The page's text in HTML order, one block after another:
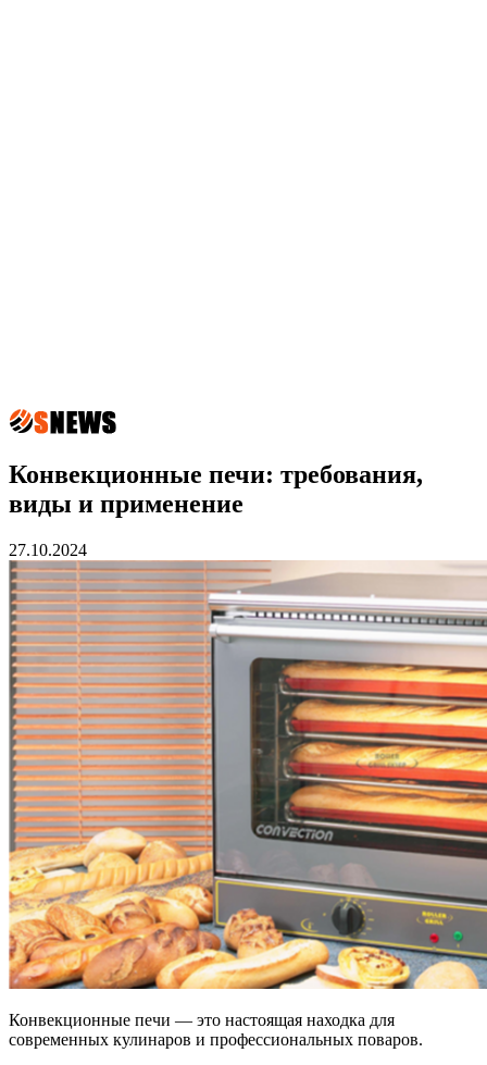
Конвекционные печи: требования,
виды и применение
27.10.2024
Конвекционные печи — это настоящая находка для
современных кулинаров и профессиональных поваров.